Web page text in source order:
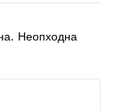
Неопходна